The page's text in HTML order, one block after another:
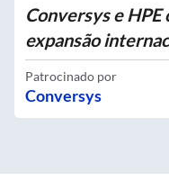
Conversys e
expansão
Patrocinado por
Conversys